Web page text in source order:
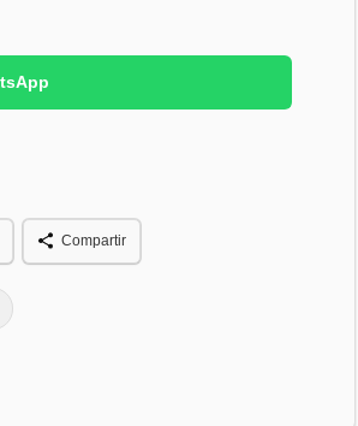
Compartir